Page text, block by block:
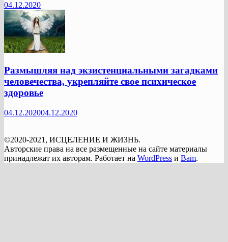
04.12.2020
Размышляя над экзистенциальными загадками
человечества, укрепляйте свое психическое
здоровье
04.12.202004.12.2020
©2020-2021, ИСЦЕЛЕНИЕ И ЖИЗНЬ.
Авторские права на все размещенные на сайте материалы
принадлежат их авторам. Работает на WordPress и Bam.